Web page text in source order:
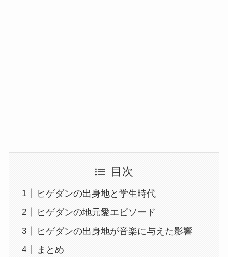
目次
ヒゲダンの出身地と学生時代
ヒゲダンの地元愛エピソード
ヒゲダンの出身地が音楽に与えた影響
まとめ